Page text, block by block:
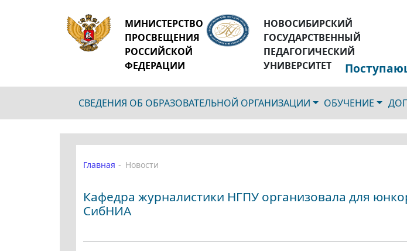
МИНИСТЕРСТВО
ПРОСВЕЩЕНИЯ
РОССИЙСКОЙ
ФЕДЕРАЦИИ
НОВОСИБИРСКИЙ
ГОСУДАРСТВЕННЫЙ
ПЕДАГОГИЧЕСКИЙ
УНИВЕРСИТЕТ
СВЕДЕНИЯ ОБ ОБРАЗОВАТЕЛЬНОЙ ОРГАНИЗАЦИИ ОБУЧЕНИЕ
Главная Новости
Кафедра журналистики НГПУ организовала для
СибНИА